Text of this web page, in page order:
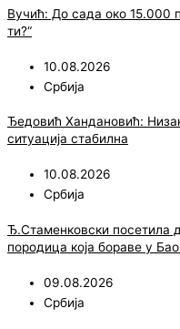
Вучић: До сада око 15.000
ти?“
10.08.2026
Србија
Ђедовић Хандановић:
ситуација стабилна
10.08.2026
Србија
Ђ.Стаменковски посетила
породица која бораве у
09.08.2026
Србија